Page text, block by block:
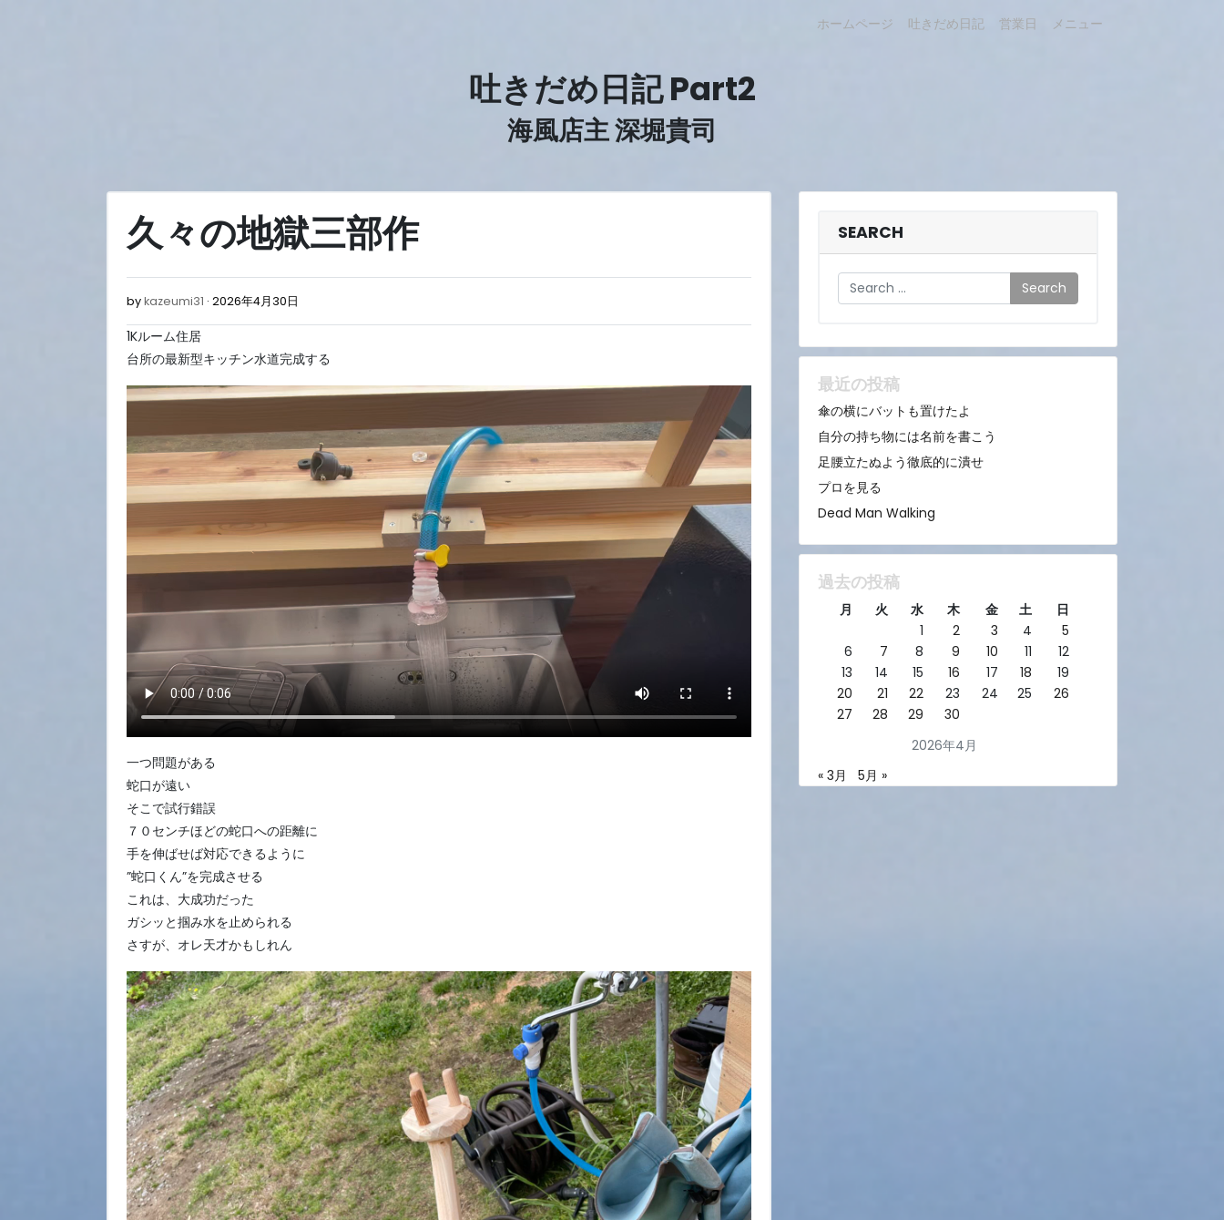
ホームページ 吐きだめ日記 営業日 メニュー
吐きだめ日記 Part2
海風店主 深堀貴司
久々の地獄三部作
bykazeumi31 2026年4月30日
月
30
日
1Kルーム住居
台所の最新型キッチン水道完成する
一つ問題がある
蛇口が遠い
そこで試行錯誤
７０センチほどの蛇口への距離に
手を伸ばせば対応できるように
”蛇口くん”を完成させる
これは、大成功だった
ガシッと掴み水を止められる
さすが、オレ天才かもしれん
SEARCH
Search
最近の投稿
傘の横にバットも置けたよ
自分の持ち物には名前を書こう
足腰立たぬよう徹底的に潰せ
プロを見る
Dead Man Walking
過去の投稿
2026年4月
月 火 水 木 金 土
日
1
2 3 4
5
6
7 8 9 10 11
12
13
14 15 16 17 18
19
20
21 22 23 24 25
26
27
28 29 30
« 3月 5月 »